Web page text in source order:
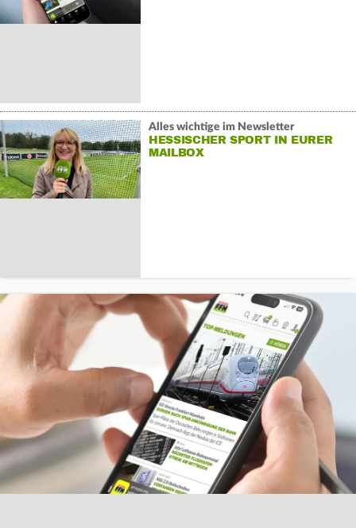
Alles wichtige im Newsletter
HESSISCHER SPORT IN EURER
MAILBOX